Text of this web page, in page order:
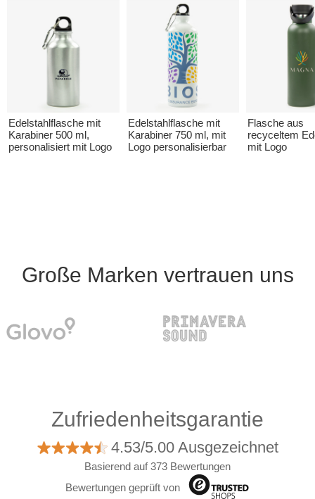
Edelstahlflasche mit
Karabiner 500 ml,
personalisiert mit Logo
Edelstahlflasche mit
Karabiner 750 ml, mit
Logo personalisierbar
Flasche aus
recyceltem
mit Logo
Große Marken vertrauen uns
Zufriedenheitsgarantie
4.53/5.00 Ausgezeichnet
Basierend auf 373 Bewertungen
Bewertungen geprüft von